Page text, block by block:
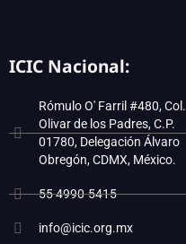
ICIC Nacional:
Rómulo O' Farril #480, Col.
Olivar de los Padres, C.P.
01780, Delegación Álvaro
Obregón, CDMX, México.
55 4990-5415
info@icic.org.mx